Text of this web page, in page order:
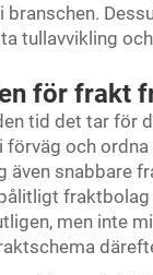
tullavvikling
för frakt
tid det tar för
förväg och ordna
även
men inte